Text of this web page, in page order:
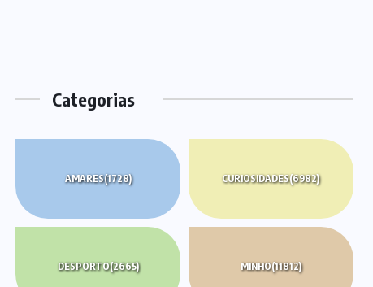
Categorias
AMARES(1728) CURIOSIDADES(6982)
DESPORTO(2665) MINHO(11812)